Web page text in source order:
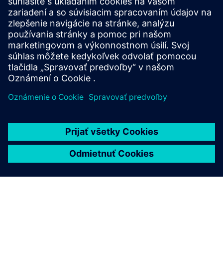
Na riešenie štandardizačných potrieb používateľov
spoločnosti Arm bol spustený program Arm®
SystemReady na podporu širokého spektra partnerov
v celom ekosystéme dátových centier.